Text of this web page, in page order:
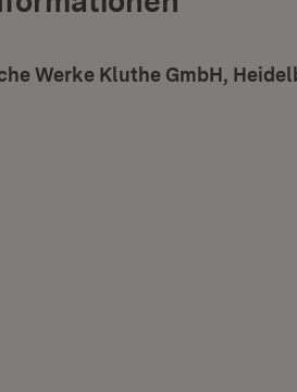
Werke Kluthe GmbH,